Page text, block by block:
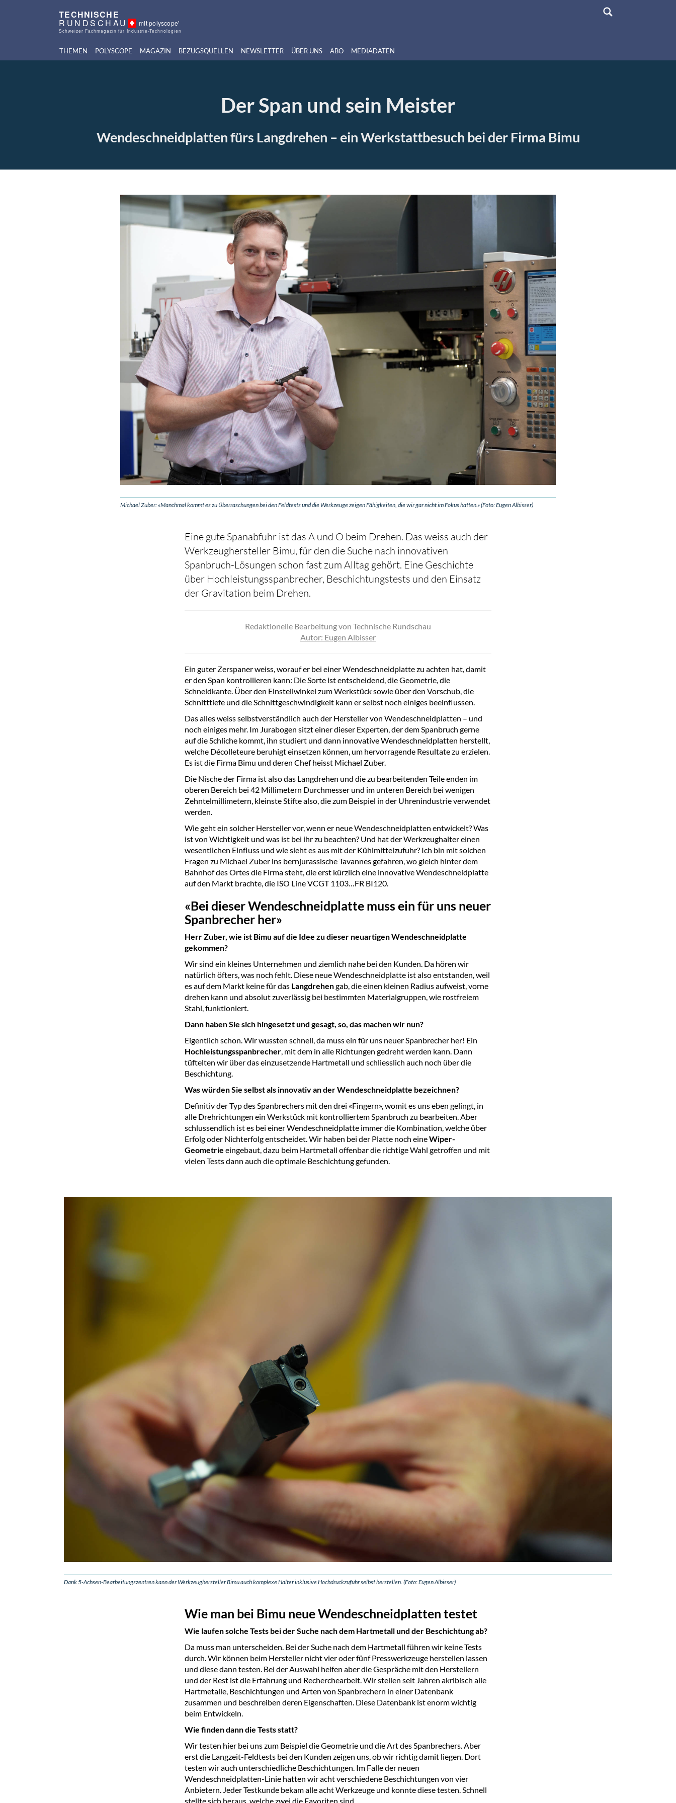
TECHNISCHE
RUNDSCHAU mit polyscope'
Schweizer Fachmagazin für Industrie-Technologien
THEMEN POLYSCOPE MAGAZIN BEZUGSQUELLEN NEWSLETTER ÜBER UNS ABO MEDIADATEN
Der Span und sein Meister
Wendeschneidplatten fürs Langdrehen – ein Werkstattbesuch bei der Firma Bimu
Michael Zuber: «Manchmal kommt es zu Überraschungen bei den Feldtests und die Werkzeuge zeigen Fähigkeiten, die wir gar nicht im Fokus hatten.» (Foto: Eugen Albisser)
Eine gute Spanabfuhr ist das A und O beim Drehen. Das weiss auch der
Werkzeughersteller Bimu, für den die Suche nach innovativen
Spanbruch-Lösungen schon fast zum Alltag gehört. Eine Geschichte
über Hochleistungsspanbrecher, Beschichtungstests und den Einsatz
der Gravitation beim Drehen.
Redaktionelle Bearbeitung von Technische Rundschau
Autor: Eugen Albisser
Ein guter Zerspaner weiss, worauf er bei einer Wendeschneidplatte zu achten hat, damit
er den Span kontrollieren kann: Die Sorte ist entscheidend, die Geometrie, die
Schneidkante. Über den Einstellwinkel zum Werkstück sowie über den Vorschub, die
Schnitttiefe und die Schnittgeschwindigkeit kann er selbst noch einiges beeinflussen.
Das alles weiss selbstverständlich auch der Hersteller von Wendeschneidplatten – und
noch einiges mehr. Im Jurabogen sitzt einer dieser Experten, der dem Spanbruch gerne
auf die Schliche kommt, ihn studiert und dann innovative Wendeschneidplatten herstellt,
welche Décolleteure beruhigt einsetzen können, um hervorragende Resultate zu erzielen.
Es ist die Firma Bimu und deren Chef heisst Michael Zuber.
Die Nische der Firma ist also das Langdrehen und die zu bearbeitenden Teile enden im
oberen Bereich bei 42 Millimetern Durchmesser und im unteren Bereich bei wenigen
Zehntelmillimetern, kleinste Stifte also, die zum Beispiel in der Uhrenindustrie verwendet
werden.
Wie geht ein solcher Hersteller vor, wenn er neue Wendeschneidplatten entwickelt? Was
ist von Wichtigkeit und was ist bei ihr zu beachten? Und hat der Werkzeughalter einen
wesentlichen Einfluss und wie sieht es aus mit der Kühlmittelzufuhr? Ich bin mit solchen
Fragen zu Michael Zuber ins bernjurassische Tavannes gefahren, wo gleich hinter dem
Bahnhof des Ortes die Firma steht, die erst kürzlich eine innovative Wendeschneidplatte
auf den Markt brachte, die ISO Line VCGT 1103…FR BI120.
«Bei dieser Wendeschneidplatte muss ein für uns neuer
Spanbrecher her»
Herr Zuber, wie ist Bimu auf die Idee zu dieser neuartigen Wendeschneidplatte
gekommen?
Wir sind ein kleines Unternehmen und ziemlich nahe bei den Kunden. Da hören wir
natürlich öfters, was noch fehlt. Diese neue Wendeschneidplatte ist also entstanden, weil
es auf dem Markt keine für das Langdrehengab, die einen kleinen Radius aufweist, vorne
drehen kann und absolut zuverlässig bei bestimmten Materialgruppen, wie rostfreiem
Stahl, funktioniert.
Dann haben Sie sich hingesetzt und gesagt, so, das machen wir nun?
Eigentlich schon. Wir wussten schnell, da muss ein für uns neuer Spanbrecher her! Ein
Hochleistungsspan­brecher , mit dem in alle Richtungen gedreht werden kann. Dann
tüftelten wir über das einzusetzende Hartmetall und schliesslich auch noch über die
Beschichtung.
Was würden Sie selbst als innovativ an der Wendeschneidplatte bezeichnen?
Definitiv der Typ des Spanbrechers mit den drei «Fingern», womit es uns eben gelingt, in
alle Drehrichtungen ein Werkstück mit kontrolliertem Spanbruch zu bearbeiten. Aber
schlussendlich ist es bei einer Wendeschneidplatte immer die Kombination, welche über
Erfolg oder Nicht­erfolg entscheidet. Wir haben bei der Platte noch eineWiper-
Geometrie eingebaut, dazu beim Hartmetall offenbar die richtige Wahl getroffen und mit
vielen Tests dann auch die optimale Beschichtung gefunden.
Dank 5-Achsen-Bearbeitungszentren kann der Werkzeughersteller Bimu auch komplexe Halter inklusive Hochdruckzufuhr selbst herstellen. (Foto: Eugen Albisser)
Wie man bei Bimu neue Wendeschneidplatten testet
Wie laufen solche Tests bei der Suche nach dem Hartmetall und der Beschichtung ab?
Da muss man unterscheiden. Bei der Suche nach dem Hartmetall führen wir keine Tests
durch. Wir können beim Hersteller nicht vier oder fünf Presswerkzeuge herstellen lassen
und diese dann testen. Bei der Auswahl helfen aber die Gespräche mit den Herstellern
und der Rest ist die Erfahrung und Recherchearbeit. Wir stellen seit Jahren akribisch alle
Hartmetalle, Beschichtungen und Arten von Spanbrechern in einer Datenbank
zusammen und beschreiben deren Eigenschaften. Diese Datenbank ist enorm wichtig
beim Entwickeln.
Wie finden dann die Tests statt?
Wir testen hier bei uns zum Beispiel die Geometrie und die Art des Spanbrechers. Aber
erst die Langzeit-Feldtests bei den Kunden zeigen uns, ob wir richtig damit liegen. Dort
testen wir auch unterschiedliche Beschichtungen. Im Falle der neuen
Wendeschneidplatten-Linie hatten wir acht verschiedene Beschichtungen von vier
Anbietern. Jeder Testkunde bekam alle acht Werkzeuge und konnte diese testen. Schnell
stellte sich heraus, welche zwei die Favoriten sind.